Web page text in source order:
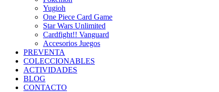
Yugioh
One Piece Card Game
Star Wars Unlimited
Cardfight!! Vanguard
Accesorios Juegos
PREVENTA
COLECCIONABLES
ACTIVIDADES
BLOG
CONTACTO